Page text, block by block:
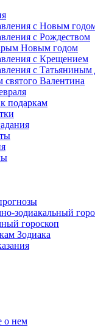
с Новым
с Рождеством
Новым годом
с Крещением
с Татьяниным
Валентина
подаркам
зодиакальный
гороскоп
Зодиака